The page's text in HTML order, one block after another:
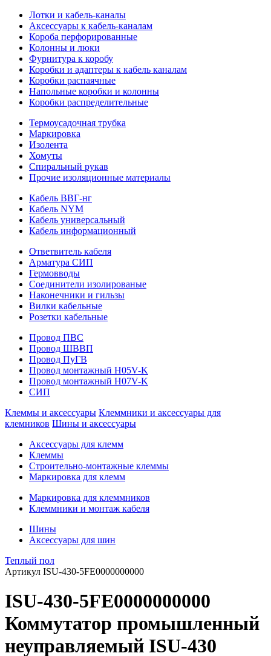
Лотки и кабель-каналы
Аксессуары к кабель-каналам
Короба перфорированные
Колонны и люки
Фурнитура к коробу
Коробки и адаптеры к кабель каналам
Коробки распаячные
Напольные коробки и колонны
Коробки распределительные
Термоусадочная трубка
Маркировка
Изолента
Хомуты
Спиральный рукав
Прочие изоляционные материалы
Кабель ВВГ-нг
Кабель NYM
Кабель универсальный
Кабель информационный
Ответвитель кабеля
Арматура СИП
Гермовводы
Соединители изолированые
Наконечники и гильзы
Вилки кабельные
Розетки кабельные
Провод ПВС
Провод ШВВП
Провод ПуГВ
Провод монтажный H05V-K
Провод монтажный H07V-K
СИП
Клеммы и аксессуары Клеммники и аксессуары для
клемников Шины и аксессуары
Аксессуары для клемм
Клеммы
Строительно-монтажные клеммы
Маркировка для клемм
Маркировка для клеммников
Клеммники и монтаж кабеля
Шины
Аксессуары для шин
Теплый пол
Артикул ISU-430-5FE0000000000
ISU-430-5FE0000000000
Коммутатор промышленный
неуправляемый ISU-430